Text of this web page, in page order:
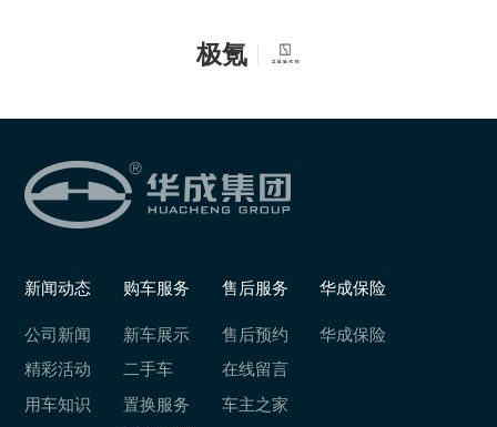
极氪
新闻动态
公司新闻
精彩活动
用车知识
购车服务
新车展示
二手车
置换服务
售后服务
售后预约
在线留言
车主之家
华成保险
华成保险